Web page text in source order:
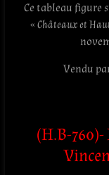
Ce tableau figure
«Châteaux et
Vendu
(H.B-